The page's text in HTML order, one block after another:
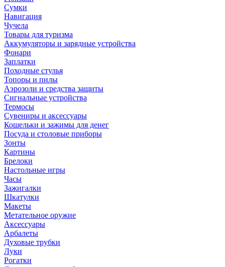
Сумки
Навигация
Чучела
Товары для туризма
Аккумуляторы и зарядные устройства
Фонари
Заплатки
Походные стулья
Топоры и пилы
Аэрозоли и средства защиты
Сигнальные устройства
Термосы
Сувениры и аксессуары
Кошельки и зажимы для денег
Посуда и столовые приборы
Зонты
Картины
Брелоки
Настольные игры
Часы
Зажигалки
Шкатулки
Макеты
Метательное оружие
Аксессуары
Арбалеты
Духовые трубки
Луки
Рогатки